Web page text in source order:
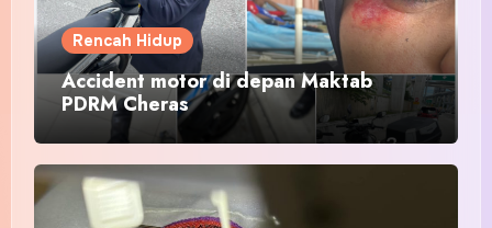
Rencah Hidup
Accident motor di depan Maktab
PDRM Cheras